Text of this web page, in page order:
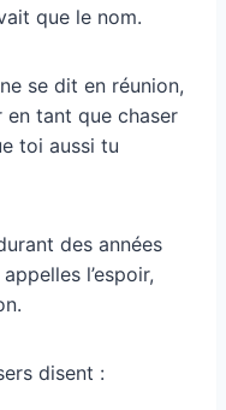
que le nom.
se dit en réunion,
tant que chaser
toi aussi tu
des années
l’espoir,
disent :